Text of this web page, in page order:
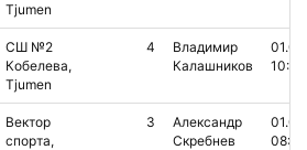
Tjumen
СШ №2
Кобелева,
Tjumen
4
Владимир
Калашников
10:02
Вектор
спорта,
3
Александр
Скребнев
08:51